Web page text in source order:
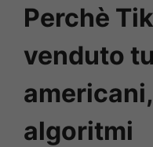
Perchè
venduto
algoritmi